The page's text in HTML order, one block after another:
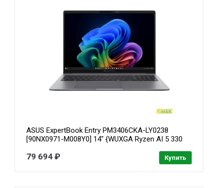
ASUS ExpertBook Entry PM3406CKA-LY0238
[90NX0971-M008Y0] 14" {WUXGA Ryzen AI 5 330
79 694 ₽ Купить